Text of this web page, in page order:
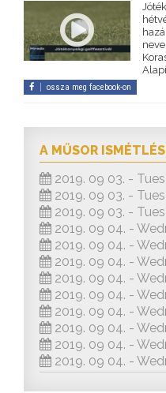
ossza meg facebook-on
A MŰSOR
2019. 09 03. -
2019. 09 03. -
2019. 09 03. -
2019. 09 04. -
2019. 09 04. -
2019. 09 04. -
2019. 09 04. -
2019. 09 04. -
2019. 09 04. -
2019. 09 04. -
2019. 09 04. -
2019. 09 04. -